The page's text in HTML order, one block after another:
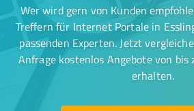
Wer wird gern von Kunden
Treffern für Internet Portale in
passenden Experten. Jetzt
Anfrage kostenlos Angebote von
erhalten.